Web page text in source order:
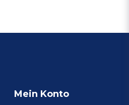
Mein Konto